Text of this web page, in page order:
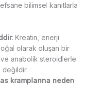
bilimsel kanıtlarla
: Kreatin, enerji
olarak oluşan bir
anabolik steroidlerle
değildir.
kramplarına neden